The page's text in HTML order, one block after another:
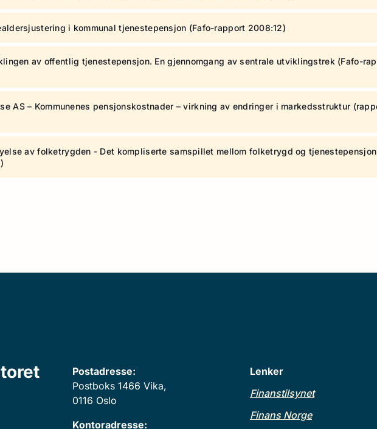
i kommunal tjenestepensjon (Fafo-rapport 2008:12)
av offentlig tjenestepensjon. En gjennomgang av sentrale utviklingstrek (Fafo-
AS – Kommunenes pensjonskostnader – virkning av endringer i markedsstruktur
av folketrygden - Det kompliserte samspillet mellom folketrygd og tjenestepensjon
Postadresse:
Postboks 1466 Vika,
0116 Oslo
Kontoradresse:
Lenker
Finanstilsynet
Finans Norge